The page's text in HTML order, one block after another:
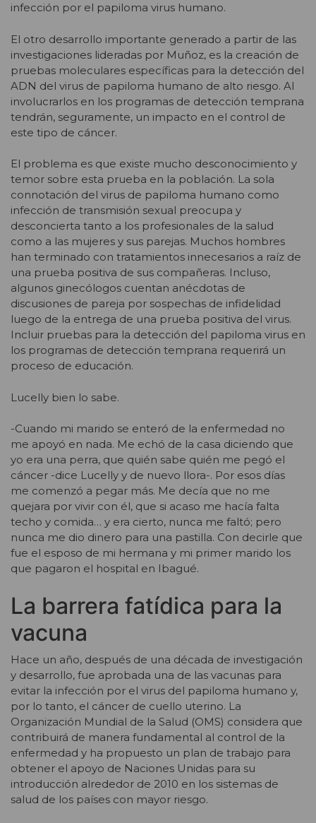
infección por el papiloma virus humano.
El otro desarrollo importante generado a partir de las
investigaciones lideradas por Muñoz, es la creación de
pruebas moleculares específicas para la detección del
ADN del virus de papiloma humano de alto riesgo. Al
involucrarlos en los programas de detección temprana
tendrán, seguramente, un impacto en el control de
este tipo de cáncer.
El problema es que existe mucho desconocimiento y
temor sobre esta prueba en la población. La sola
connotación del virus de papiloma humano como
infección de transmisión sexual preocupa y
desconcierta tanto a los profesionales de la salud
como a las mujeres y sus parejas. Muchos hombres
han terminado con tratamientos innecesarios a raíz de
una prueba positiva de sus compañeras. Incluso,
algunos ginecólogos cuentan anécdotas de
discusiones de pareja por sospechas de infidelidad
luego de la entrega de una prueba positiva del virus.
Incluir pruebas para la detección del papiloma virus en
los programas de detección temprana requerirá un
proceso de educación.
Lucelly bien lo sabe.
-Cuando mi marido se enteró de la enfermedad no
me apoyó en nada. Me echó de la casa diciendo que
yo era una perra, que quién sabe quién me pegó el
cáncer -dice Lucelly y de nuevo llora-. Por esos días
me comenzó a pegar más. Me decía que no me
quejara por vivir con él, que si acaso me hacía falta
techo y comida… y era cierto, nunca me faltó; pero
nunca me dio dinero para una pastilla. Con decirle que
fue el esposo de mi hermana y mi primer marido los
que pagaron el hospital en Ibagué.
La barrera fatídica para la
vacuna
Hace un año, después de una década de investigación
y desarrollo, fue aprobada una de las vacunas para
evitar la infección por el virus del papiloma humano y,
por lo tanto, el cáncer de cuello uterino. La
Organización Mundial de la Salud (OMS) considera que
contribuirá de manera fundamental al control de la
enfermedad y ha propuesto un plan de trabajo para
obtener el apoyo de Naciones Unidas para su
introducción alrededor de 2010 en los sistemas de
salud de los países con mayor riesgo.